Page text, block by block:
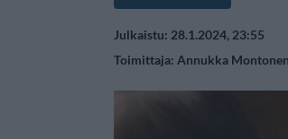
Julkaistu: 28.1.2024, 23:55
Toimittaja: Annukka Montonen